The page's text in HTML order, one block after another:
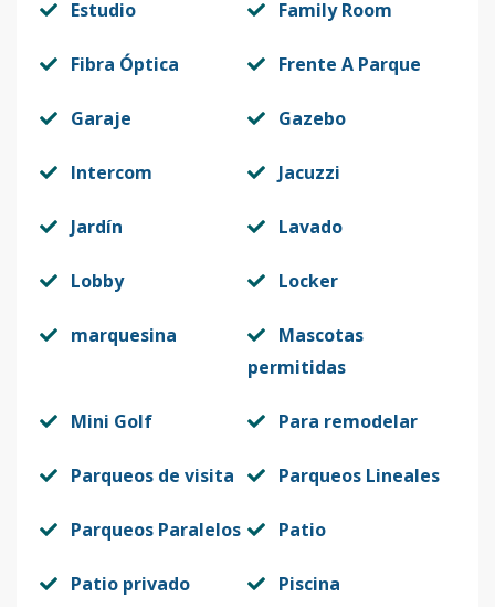
Estudio Family Room
Fibra Óptica Frente A Parque
Garaje Gazebo
Intercom Jacuzzi
Jardín Lavado
Lobby Locker
marquesina
Mascotas
permitidas
Mini Golf Para remodelar
Parqueos de visita Parqueos Lineales
Parqueos Paralelos Patio
Patio privado Piscina